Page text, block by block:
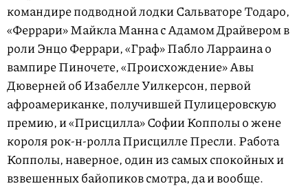
командире подводной лодки Сальваторе Тодаро,
«Феррари» Майкла Манна с Адамом Драйвером в
роли Энцо Феррари, «Граф» Пабло Ларраина о
вампире Пиночете, «Происхождение» Авы
Дюверней об Изабелле Уилкерсон, первой
афроамериканке, получившей Пулицеровскую
премию, и «Присцилла» Софии Копполы о жене
короля рок-н-ролла Присцилле Пресли. Работа
Копполы, наверное, один из самых спокойных и
взвешенных байопиков смотра, да и вообще.